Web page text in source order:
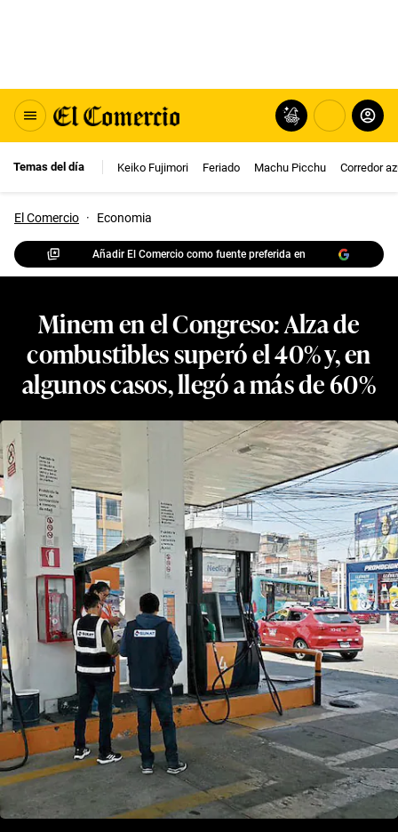
Temas del día Keiko Fujimori Feriado Machu Picchu Corredor
El Comercio · Economia
Añadir El Comercio como fuente preferida en
Minem en el Congreso: Alza de
combustibles superó el 40% y, en
algunos casos, llegó a más de 60%